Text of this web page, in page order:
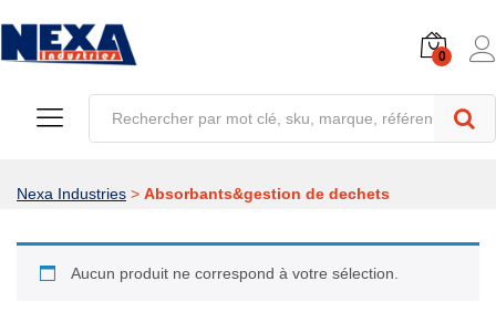
0
Nexa Industries > Absorbants&gestion de dechets
Aucun produit ne correspond à votre sélection.